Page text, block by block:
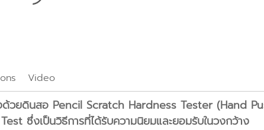
Video
ด้วยดินสอ Pencil Scratch Hardness Tester (Hand
ซึ่งเป็นวิธีการที่ได้รับความนิยมและยอมรับในวงกว้าง